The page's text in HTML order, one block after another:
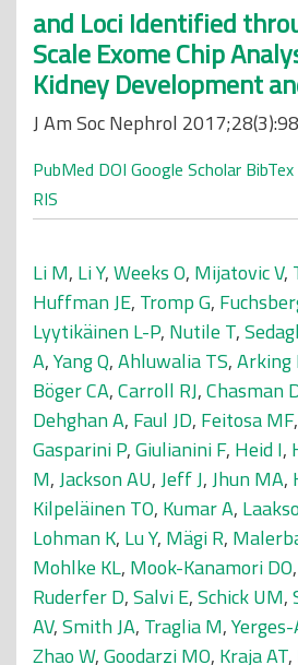
and Loci Identified
Scale Exome Chip
Kidney Development
J Am Soc Nephrol
PubMed DOI Google Scholar BibTex
RIS
Li M, Li Y,Weeks O, Mijatovic V,
Huffman JE, Tromp G,
Lyytikäinen L-P, Nutile T,
A,Yang Q,Ahluwalia TS,Arking
Böger CA,Carroll RJ,Chasman
Dehghan A, Faul JD, Feitosa MF,
Gasparini P,Giulianini F, Heid I,
M,Jackson AU,Jeff J,Jhun MA,
Kilpeläinen TO, Kumar A,
Lohman K, Lu Y, Mägi R,
Mohlke KL, Mook-Kanamori DO,
Ruderfer D,Salvi E,Schick UM,
AV,Smith JA, Traglia M,
Zhao W,Goodarzi MO, Kraja AT,